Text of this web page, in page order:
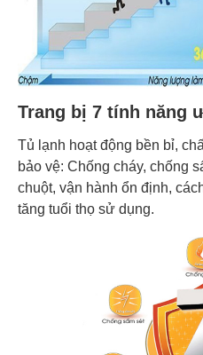
Trang bị 7 tính năng
Tủ lạnh hoạt động bền bỉ,
bảo vệ: Chống cháy, chống
chuột, vận hành ổn định,
tăng tuổi thọ sử dụng.